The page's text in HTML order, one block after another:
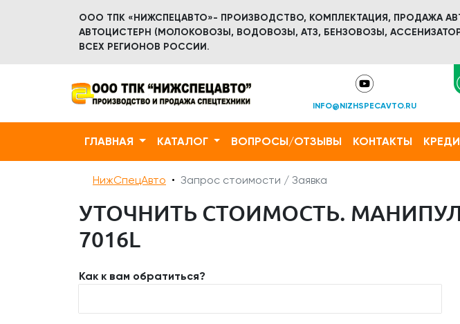
ООО ТПК «НИЖСПЕЦАВТО»- ПРОИЗВОДСТВО, КОМПЛЕКТАЦИЯ, ПРОДАЖА
АВТОЦИСТЕРН (МОЛОКОВОЗЫ, ВОДОВОЗЫ, АТЗ, БЕНЗОВОЗЫ,
ВСЕХ РЕГИОНОВ РОССИИ.
INFO@NIZHSPECAVTO.RU
ГЛАВНАЯ КАТАЛОГ ВОПРОСЫ/ОТЗЫВЫ КОНТАКТЫ
НижСпецАвто Запрос стоимости / Заявка
УТОЧНИТЬ СТОИМОСТЬ.
7016L
Как к вам обратиться?